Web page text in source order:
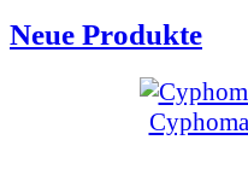
Neue Produkte